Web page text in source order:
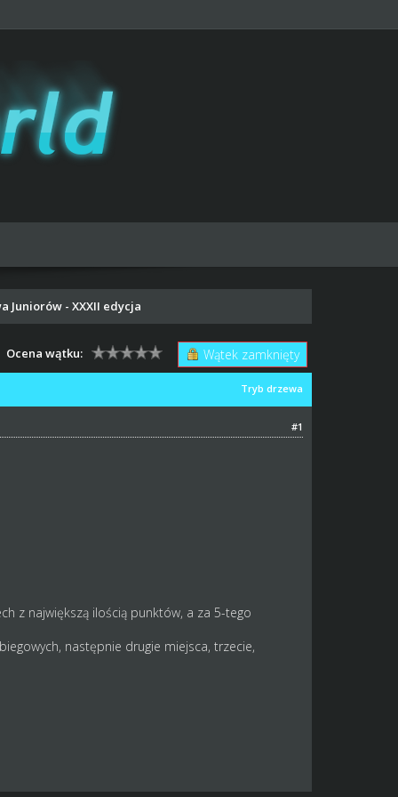
Juniorów - XXXII edycja
Wątek zamknięty
Ocena wątku:
Tryb drzewa
#1
z największą ilością punktów, a za 5-tego
następnie drugie miejsca, trzecie,